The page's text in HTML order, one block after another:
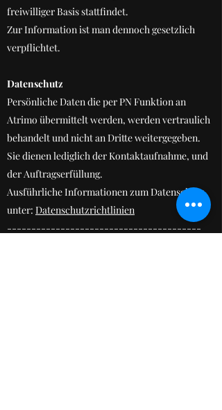
freiwilliger Basis stattfindet.
Zur Information ist man dennoch gesetzlich
verpflichtet.
Datenschutz
Persönliche Daten die per PN Funktion an
Atrimo übermittelt werden, werden vertraulich
behandelt und nicht an Dritte weitergegeben.
Sie dienen lediglich der Kontaktaufnahme, und
der Auftragserfüllung.
Ausführliche Informationen zum Datenschutz
unter: Datenschutzrichtlinien
----------------------------------------